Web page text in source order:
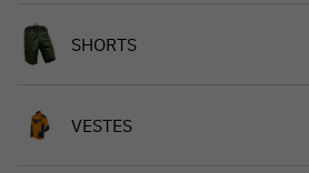
SHORTS
VESTES